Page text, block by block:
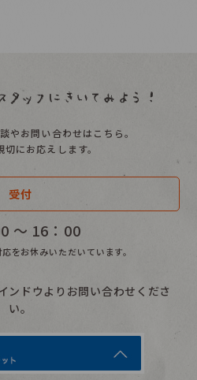
やお問い合わせはこちら。
切にお応えします。
受付
〜 16：00
をお休みいただいています。
ンドウよりお問い合わせくださ
い。